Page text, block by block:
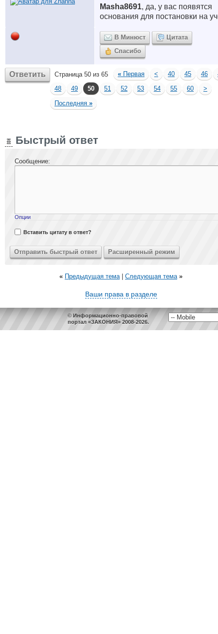
Masha8691, да, у вас появятся
основания для постановки на
В Минюст
Цитата
Спасибо
Ответить Страница 50 из 65 « Первая < 40 45 46
48
49 50 51 52 53 54 55 60
>
Последняя »
Быстрый ответ
Сообщение:
Опции
Вставить цитату в ответ?
« Предыдущая тема| Следующая тема »
Ваши права в разделе
© Информационно-правовой
портал «ЗАКОНИЯ» 2008-2026.